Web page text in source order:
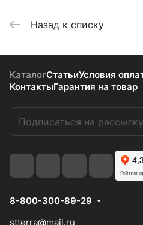
Назад к списку
КаталогСтатьиУсловия
КонтактыГарантия на товар
8-800-300-89-29
stterra@mail.ru